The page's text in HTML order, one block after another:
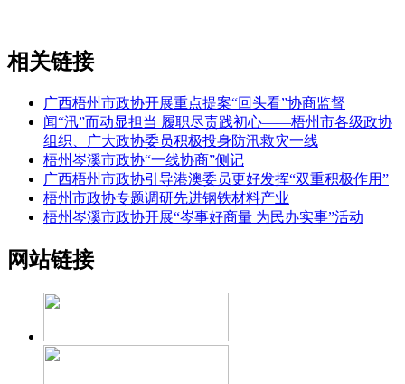
相关链接
广西梧州市政协开展重点提案“回头看”协商监督
闻“汛”而动显担当 履职尽责践初心——梧州市各级政协
组织、广大政协委员积极投身防汛救灾一线
梧州岑溪市政协“一线协商”侧记
广西梧州市政协引导港澳委员更好发挥“双重积极作用”
梧州市政协专题调研先进钢铁材料产业
梧州岑溪市政协开展“岑事好商量 为民办实事”活动
网站链接